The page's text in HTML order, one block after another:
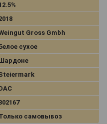
Gross Gmbh
сухое
самовывоз